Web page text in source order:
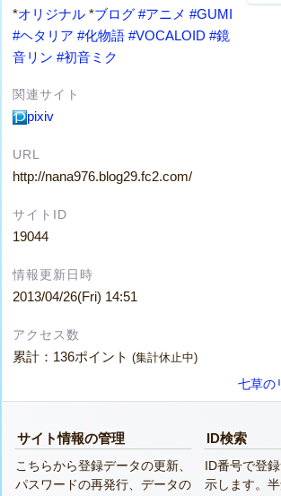
*オリジナル *ブログ #アニメ #GUMI
#ヘタリア #化物語 #VOCALOID #鏡
音リン #初音ミク
関連サイト
pixiv
URL
http://nana976.blog29.fc2.com/
サイトID
19044
情報更新日時
2013/04/26(Fri) 14:51
アクセス数
累計：136ポイント(集計休止中)
七草の
サイト情報の管理
こちらから登録データの更新、
パスワードの再発行、データの
ID検索
ID番号で登
示します。